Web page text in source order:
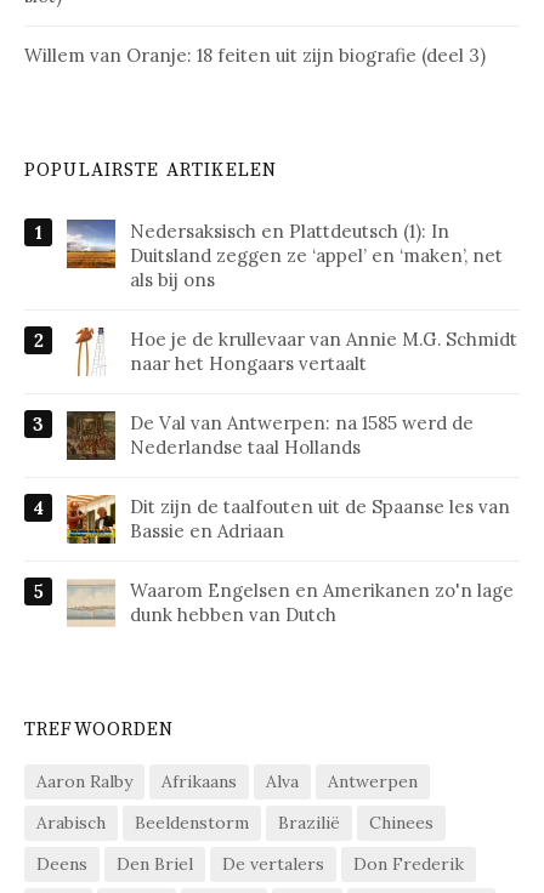
Willem van Oranje: 18 feiten uit zijn biografie (deel 3)
POPULAIRSTE ARTIKELEN
Nedersaksisch en Plattdeutsch (1): In
Duitsland zeggen ze ‘appel’ en ‘maken’, net
als bij ons
Hoe je de krullevaar van Annie M.G. Schmidt
naar het Hongaars vertaalt
De Val van Antwerpen: na 1585 werd de
Nederlandse taal Hollands
Dit zijn de taalfouten uit de Spaanse les van
Bassie en Adriaan
Waarom Engelsen en Amerikanen zo'n lage
dunk hebben van Dutch
TREFWOORDEN
Aaron Ralby Afrikaans Alva
Antwerpen
Arabisch
Beeldenstorm Brazilië
Chinees
Deens
Den Briel De vertalers
Don Frederik